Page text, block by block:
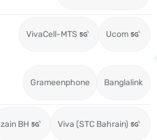
VivaCell-MTS Ucom
Grameenphone Banglalink
zain BH Viva (STC Bahrain)